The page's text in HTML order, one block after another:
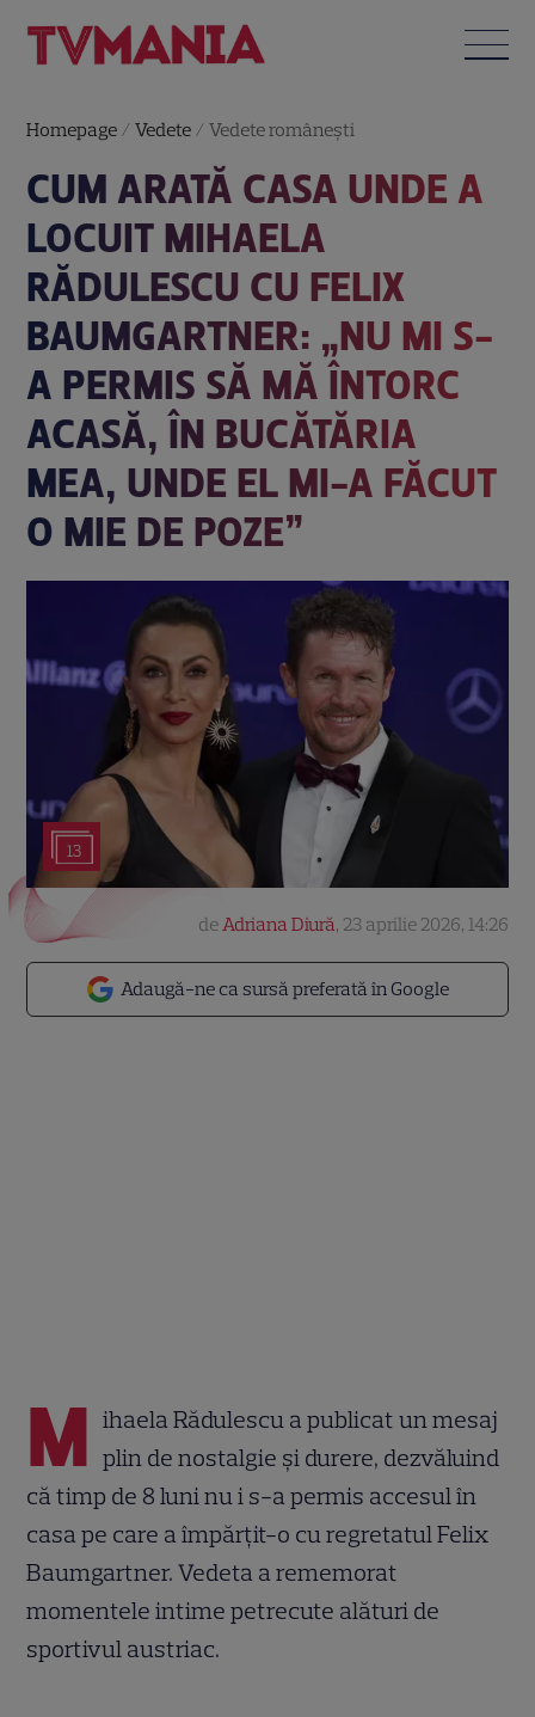
Homepage /Vedete /Vedete româneşti
CUM ARATĂ CASA UNDE A
LOCUIT MIHAELA
RĂDULESCU CU FELIX
BAUMGARTNER: „NU MI S-
A PERMIS SĂ MĂ ÎNTORC
ACASĂ, ÎN BUCĂTĂRIA
MEA, UNDE EL MI-A FĂCUT
O MIE DE POZE”
13
Adaugă-ne ca sursă preferată în Google
deAdriana Diură, 23 aprilie 2026, 14:26
M ihaela Rădulescu a publicat un mesaj
plin de nostalgie și durere, dezvăluind
că timp de 8 luni nu i s-a permis accesul în
casa pe care a împărțit-o cu regretatul Felix
Baumgartner. Vedeta a rememorat
momentele intime petrecute alături de
sportivul austriac.